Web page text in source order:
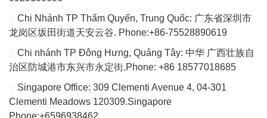
Chi Nhánh TP Thẩm Quyến, Trung Quốc: 广东省深圳市
龙岗区坂田街道天安云谷. Phone:+86-75528890619
Chi nhánh TP Đông Hưng, Quảng Tây: 中华 广西壮族自
治区防城港市东兴市永定街.Phone: +86 18577018685
Singapore Office: 309 Clementi Avenue 4, 04-301
Clementi Meadows 120309.Singapore